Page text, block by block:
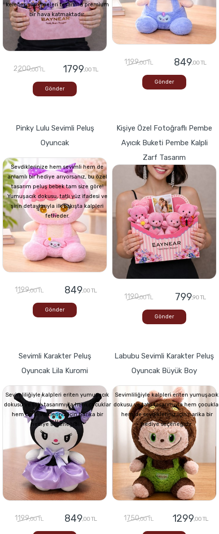
kelebek süslemeleri tasarıma premium
bir hava katmaktadır.
2200,00 TL 1799,00 TL
Gönder
1199,00 TL 849,00 TL
Gönder
Pinky Lulu Sevimli Peluş
Oyuncak
Sevdiklerinize hem sevimli hem de
anlamlı bir hediye arıyorsanız, bu özel
tasarım peluş bebek tam size göre!
Yumuşacık dokusu, tatlı yüz ifadesi ve
şirin detaylarıyla ilk bakışta kalpleri
fetheder.
1199,00 TL 849,00 TL
Gönder
Kişiye Özel Fotoğraflı Pembe
Ayıcık Buketi Pembe Kalpli
Zarf Tasarım
1190,00 TL 799,90 TL
Gönder
Sevimli Karakter Peluş
Oyuncak Lila Kuromi
Sevimliliğiyle kalpleri eriten yumuşacık
dokusu ve tatlı tasarımıyla hem çocuklar
hem de sevdikleriniz için harika bir
hediye seçeneğidir.
1199,00 TL 849,00 TL
Labubu Sevimli Karakter Peluş
Oyuncak Büyük Boy
Sevimliliğiyle kalpleri eriten yumuşacık
dokusu ve tatlı tasarımıyla hem
hem de sevdikleriniz için harika bir
hediye seçeneğidir.
1750,00 TL 1299,00 TL